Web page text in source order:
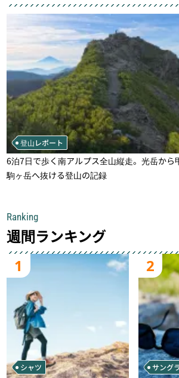
登山レポート
6泊7日で歩く南アルプス全山縦走。光岳から
駒ヶ岳へ抜ける登山の記録
Ranking
週間ランキング
1
シャツ
2
サング